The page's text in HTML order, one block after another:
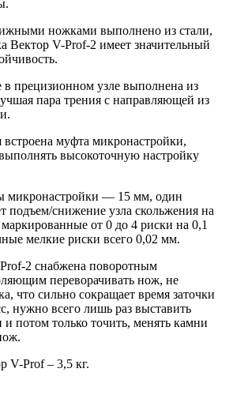
ножками выполнено из стали,
Вектор V-Prof-2 имеет значительный
в прецизионном узле выполнена из
пара трения с направляющей из
муфта микронастройки,
высокоточную настройку
микронастройки — 15 мм, один
подъем/снижение узла скольжения на
от 0 до 4 риски на 0,1
мелкие риски всего 0,02 мм.
2 снабжена поворотным
переворачивать нож, не
что сильно сокращает время заточки
нужно всего лишь раз выставить
и потом только точить, менять камни
V-Prof – 3,5 кг.